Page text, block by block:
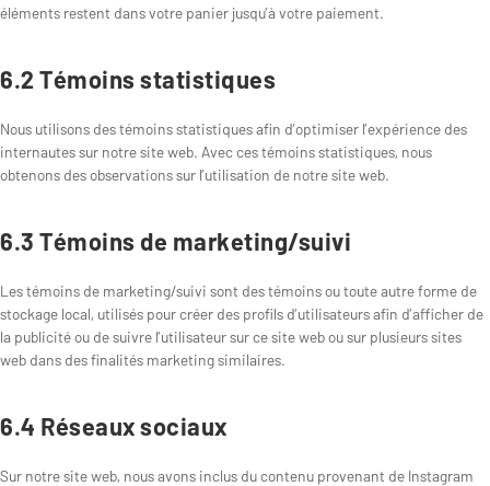
éléments restent dans votre panier jusqu’à votre paiement.
6.2 Témoins statistiques
Nous utilisons des témoins statistiques afin d’optimiser l’expérience des
internautes sur notre site web. Avec ces témoins statistiques, nous
obtenons des observations sur l’utilisation de notre site web.
6.3 Témoins de marketing/suivi
Les témoins de marketing/suivi sont des témoins ou toute autre forme de
stockage local, utilisés pour créer des profils d’utilisateurs afin d’afficher de
la publicité ou de suivre l’utilisateur sur ce site web ou sur plusieurs sites
web dans des finalités marketing similaires.
6.4 Réseaux sociaux
Sur notre site web, nous avons inclus du contenu provenant de Instagram